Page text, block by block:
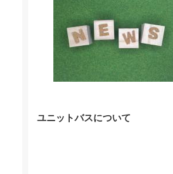
ユニットバスについて